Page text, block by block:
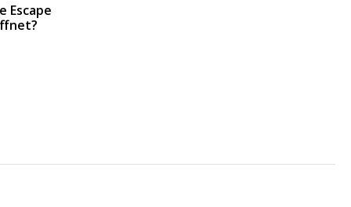
Escape